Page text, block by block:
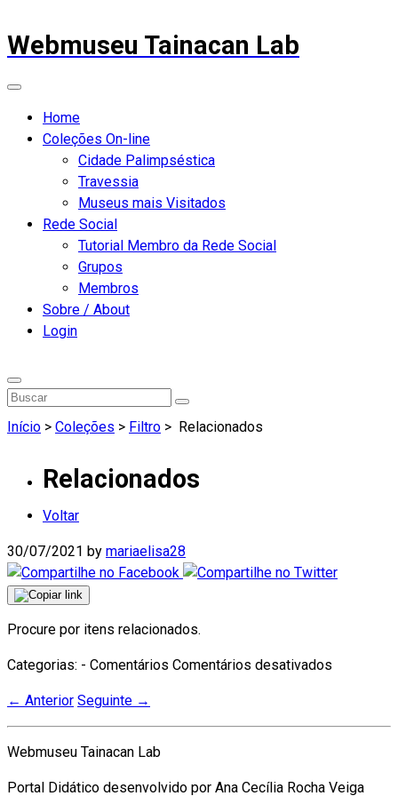
Webmuseu Tainacan Lab
Home
Coleções On-line
Cidade Palimpséstica
Travessia
Museus mais Visitados
Rede Social
Tutorial Membro da Rede Social
Grupos
Membros
Sobre / About
Login
Início > Coleções > Filtro > Relacionados
Relacionados
Voltar
30/07/2021 by mariaelisa28
Procure por itens relacionados.
Categorias: - Comentários Comentários desativados
← Anterior Seguinte →
Webmuseu Tainacan Lab
Portal Didático desenvolvido por Ana Cecília Rocha Veiga